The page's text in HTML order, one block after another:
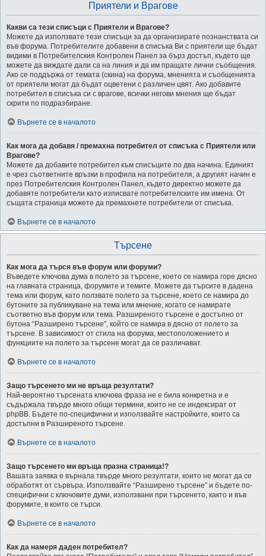
Приятели и Врагове
Какви са тези списъци с Приятели и Врагове?
Можете да използвате тези списъци за да организирате познанствата си
във форума. Потребителите добавени в списъка Ви с приятели ще бъдат
видими в Потребителския Контролен Панел за бърз достъп, където ще
можете да виждате дали са на линия и да им пращате лични съобщения.
Ако се поддържа от темата (скина) на форума, мненията и съобщенията
от приятели могат да бъдат оцветени с различен цвят. Ако добавите
потребител в списъка си с врагове, всички негови мнения ще бъдат
скрити по подразбиране.
Върнете се в началото
Как мога да добавя / премахна потребител от списъка с Приятели или
Врагове?
Можете да добавите потребител към списъците по два начина. Единият
е чрез съответните връзки в профила на потребителя, а другият начин е
през Потребителския Контролен Панел, където директно можете да
добавяте потребители като изписвате потребителските им имена. От
същата страница можете да премахнете потребители от списъка.
Върнете се в началото
Търсене
Как мога да търся във форум или форуми?
Въведете ключова дума в полето за търсене, което се намира горе дясно
на главната страница, форумите и темите. Можете да търсите в дадена
тема или форум, като ползвате полето за търсене, което се намира до
бутоните за публикуване на тема или мнение, когато се намирате
съответно във форум или тема. Разширеното търсене е достъпно от
бутона “Разширено търсене”, който се намира в дясно от полето за
търсене. В зависимост от стила на форума, местоположението и
функциите на полето за търсене могат да се различават.
Върнете се в началото
Защо търсенето ми не връща резултати?
Най-вероятно търсената ключова фраза не е била конкретна и е
съдържала твърде много общи термини, които не се индексират от
phpBB. Бъдете по-специфични и използвайте настройките, които са
достъпни в Разширеното търсене.
Върнете се в началото
Защо търсенето ми връща празна страница!?
Вашата заявка е върнала твърде много резултати, които не могат да се
обработят от сървъра. Използвайте “Разширено търсене” и бъдете по-
специфични с ключовите думи, използвани при търсенето, както и във
форумите, в които се търси.
Върнете се в началото
Как да намеря даден потребител?